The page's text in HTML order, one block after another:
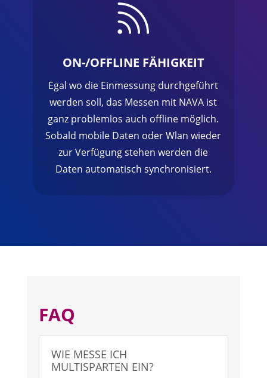

ON-/OFFLINE FÄHIGKEIT
Egal wo die Einmessung durchgeführt
werden soll, das Messen mit NAVA ist
ganz problemlos auch offline möglich.
Sobald mobile Daten oder Wlan wieder
zur Verfügung stehen werden die
Daten automatisch synchronisiert.
FAQ
WIE MESSE ICH
MULTISPARTEN EIN?